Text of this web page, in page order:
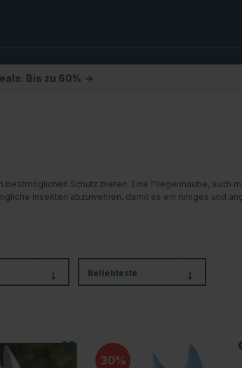
Bis zu 60% →
Schutz bieten. Eine Fliegenhaube, auch
Insekten abzuwehren, damit es ein ruhiges und
Beliebteste
30